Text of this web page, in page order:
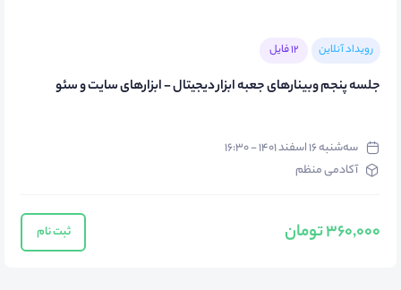
رویداد آنلاین 12 فایل
جلسه پنجم وبینارهای جعبه ابزار دیجیتال - ابزارهای سایت و سئو
سه‌شنبه ۱۶ اسفند ۱۴۰۱ - ۱۶:۳۰
آکادمی منظم
360,000 تومان ثبت نام